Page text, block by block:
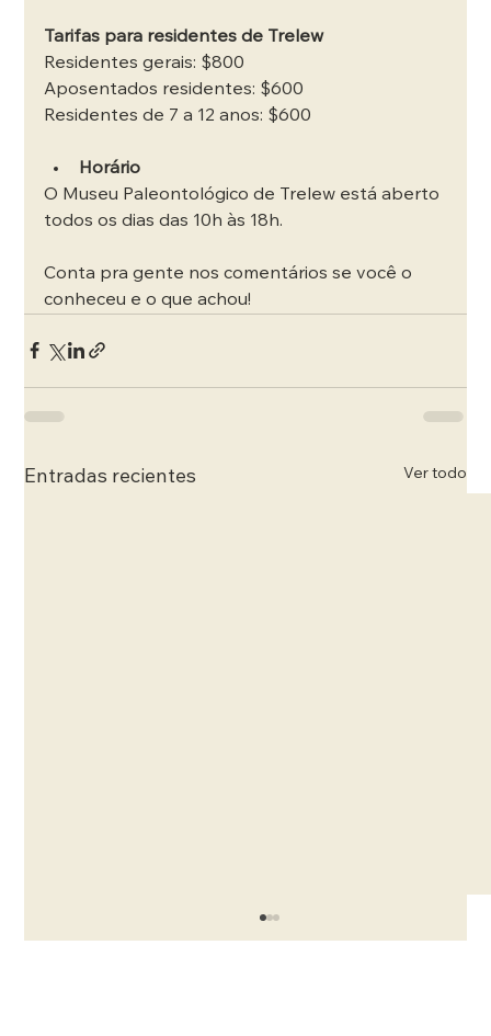
Tarifas para residentes de Trelew
Residentes gerais: $800
Aposentados residentes: $600
Residentes de 7 a 12 anos: $600
Horário
O Museu Paleontológico de Trelew está aberto
todos os dias das 10h às 18h.
Conta pra gente nos comentários se você o
conheceu e o que achou!
Entradas recientes Ver todo